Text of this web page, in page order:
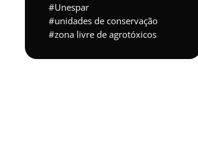
Unespar
unidades de conservação
zona livre de agrotóxicos